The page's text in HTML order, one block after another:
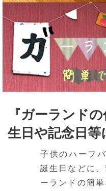
『ガーランド
生日や記念日等
子供のハーフ
誕生日などに
ーランドの簡